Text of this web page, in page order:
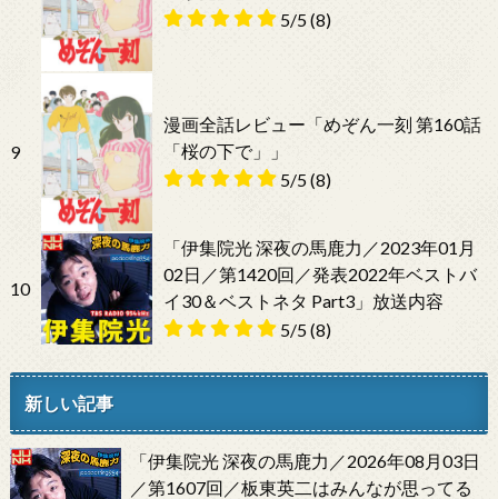
5/5(8)
9
漫画全話レビュー「めぞん一刻 第160話
「桜の下で」」
5/5(8)
10
「伊集院光 深夜の馬鹿力／2023年01月
02日／第1420回／発表2022年ベストバ
イ30＆ベストネタ Part3」放送内容
5/5(8)
新しい記事
「伊集院光 深夜の馬鹿力／2026年08月03日
／第1607回／板東英二はみんなが思ってる